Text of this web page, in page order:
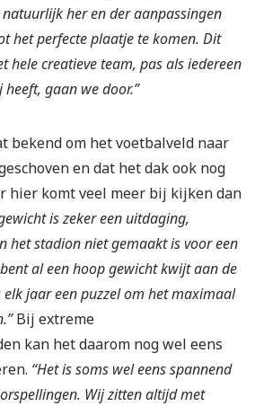
her en der aanpassingen
het perfecte plaatje te komen. Dit
hele creatieve team, pas als iedereen
gaan we door.”
bekend om het voetbalveld naar
en dat het dak ook nog
hier komt veel meer bij kijken dan
is zeker een uitdaging,
het stadion niet gemaakt is voor een
al een hoop gewicht kwijt aan de
elk jaar een puzzel om het maximaal
Bij extreme
kan het daarom nog wel eens
“Het is soms wel eens spannend
Wij zitten altijd met